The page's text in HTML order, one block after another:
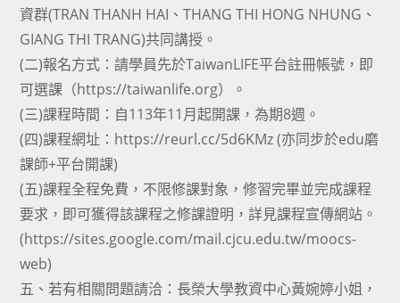
資群(TRAN THANH HAI、THANG THI HONG NHUNG、
GIANG THI TRANG)共同講授。
(二)報名方式：請學員先於TaiwanLIFE平台註冊帳號，即
可選課（https://taiwanlife.org）。
(三)課程時間：自113年11月起開課，為期8週。
(四)課程網址：https://reurl.cc/5d6KMz (亦同步於edu磨
課師+平台開課)
(五)課程全程免費，不限修課對象，修習完畢並完成課程
要求，即可獲得該課程之修課證明，詳見課程宣傳網站。
(https://sites.google.com/mail.cjcu.edu.tw/moocs-
web)
五、若有相關問題請洽：長榮大學教資中心黃婉婷小姐，